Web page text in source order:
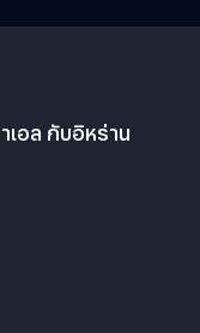
เอล กับอิหร่าน